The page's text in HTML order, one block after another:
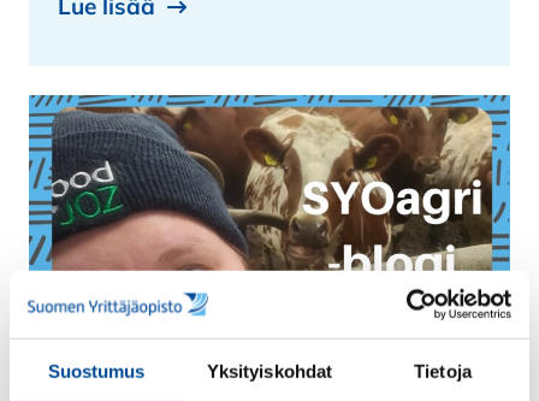
Suostumus Yksityiskohdat Tietoja